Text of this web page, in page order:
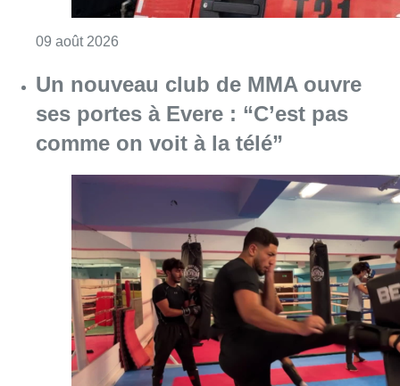
09 août 2026
Un nouveau club de MMA ouvre
ses portes à Evere : “C’est pas
comme on voit à la télé”